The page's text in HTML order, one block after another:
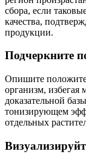
сбора, если
качества,
продукции.
Подчеркните
Опишите
организм,
доказательной
тонизирующем
отдельных